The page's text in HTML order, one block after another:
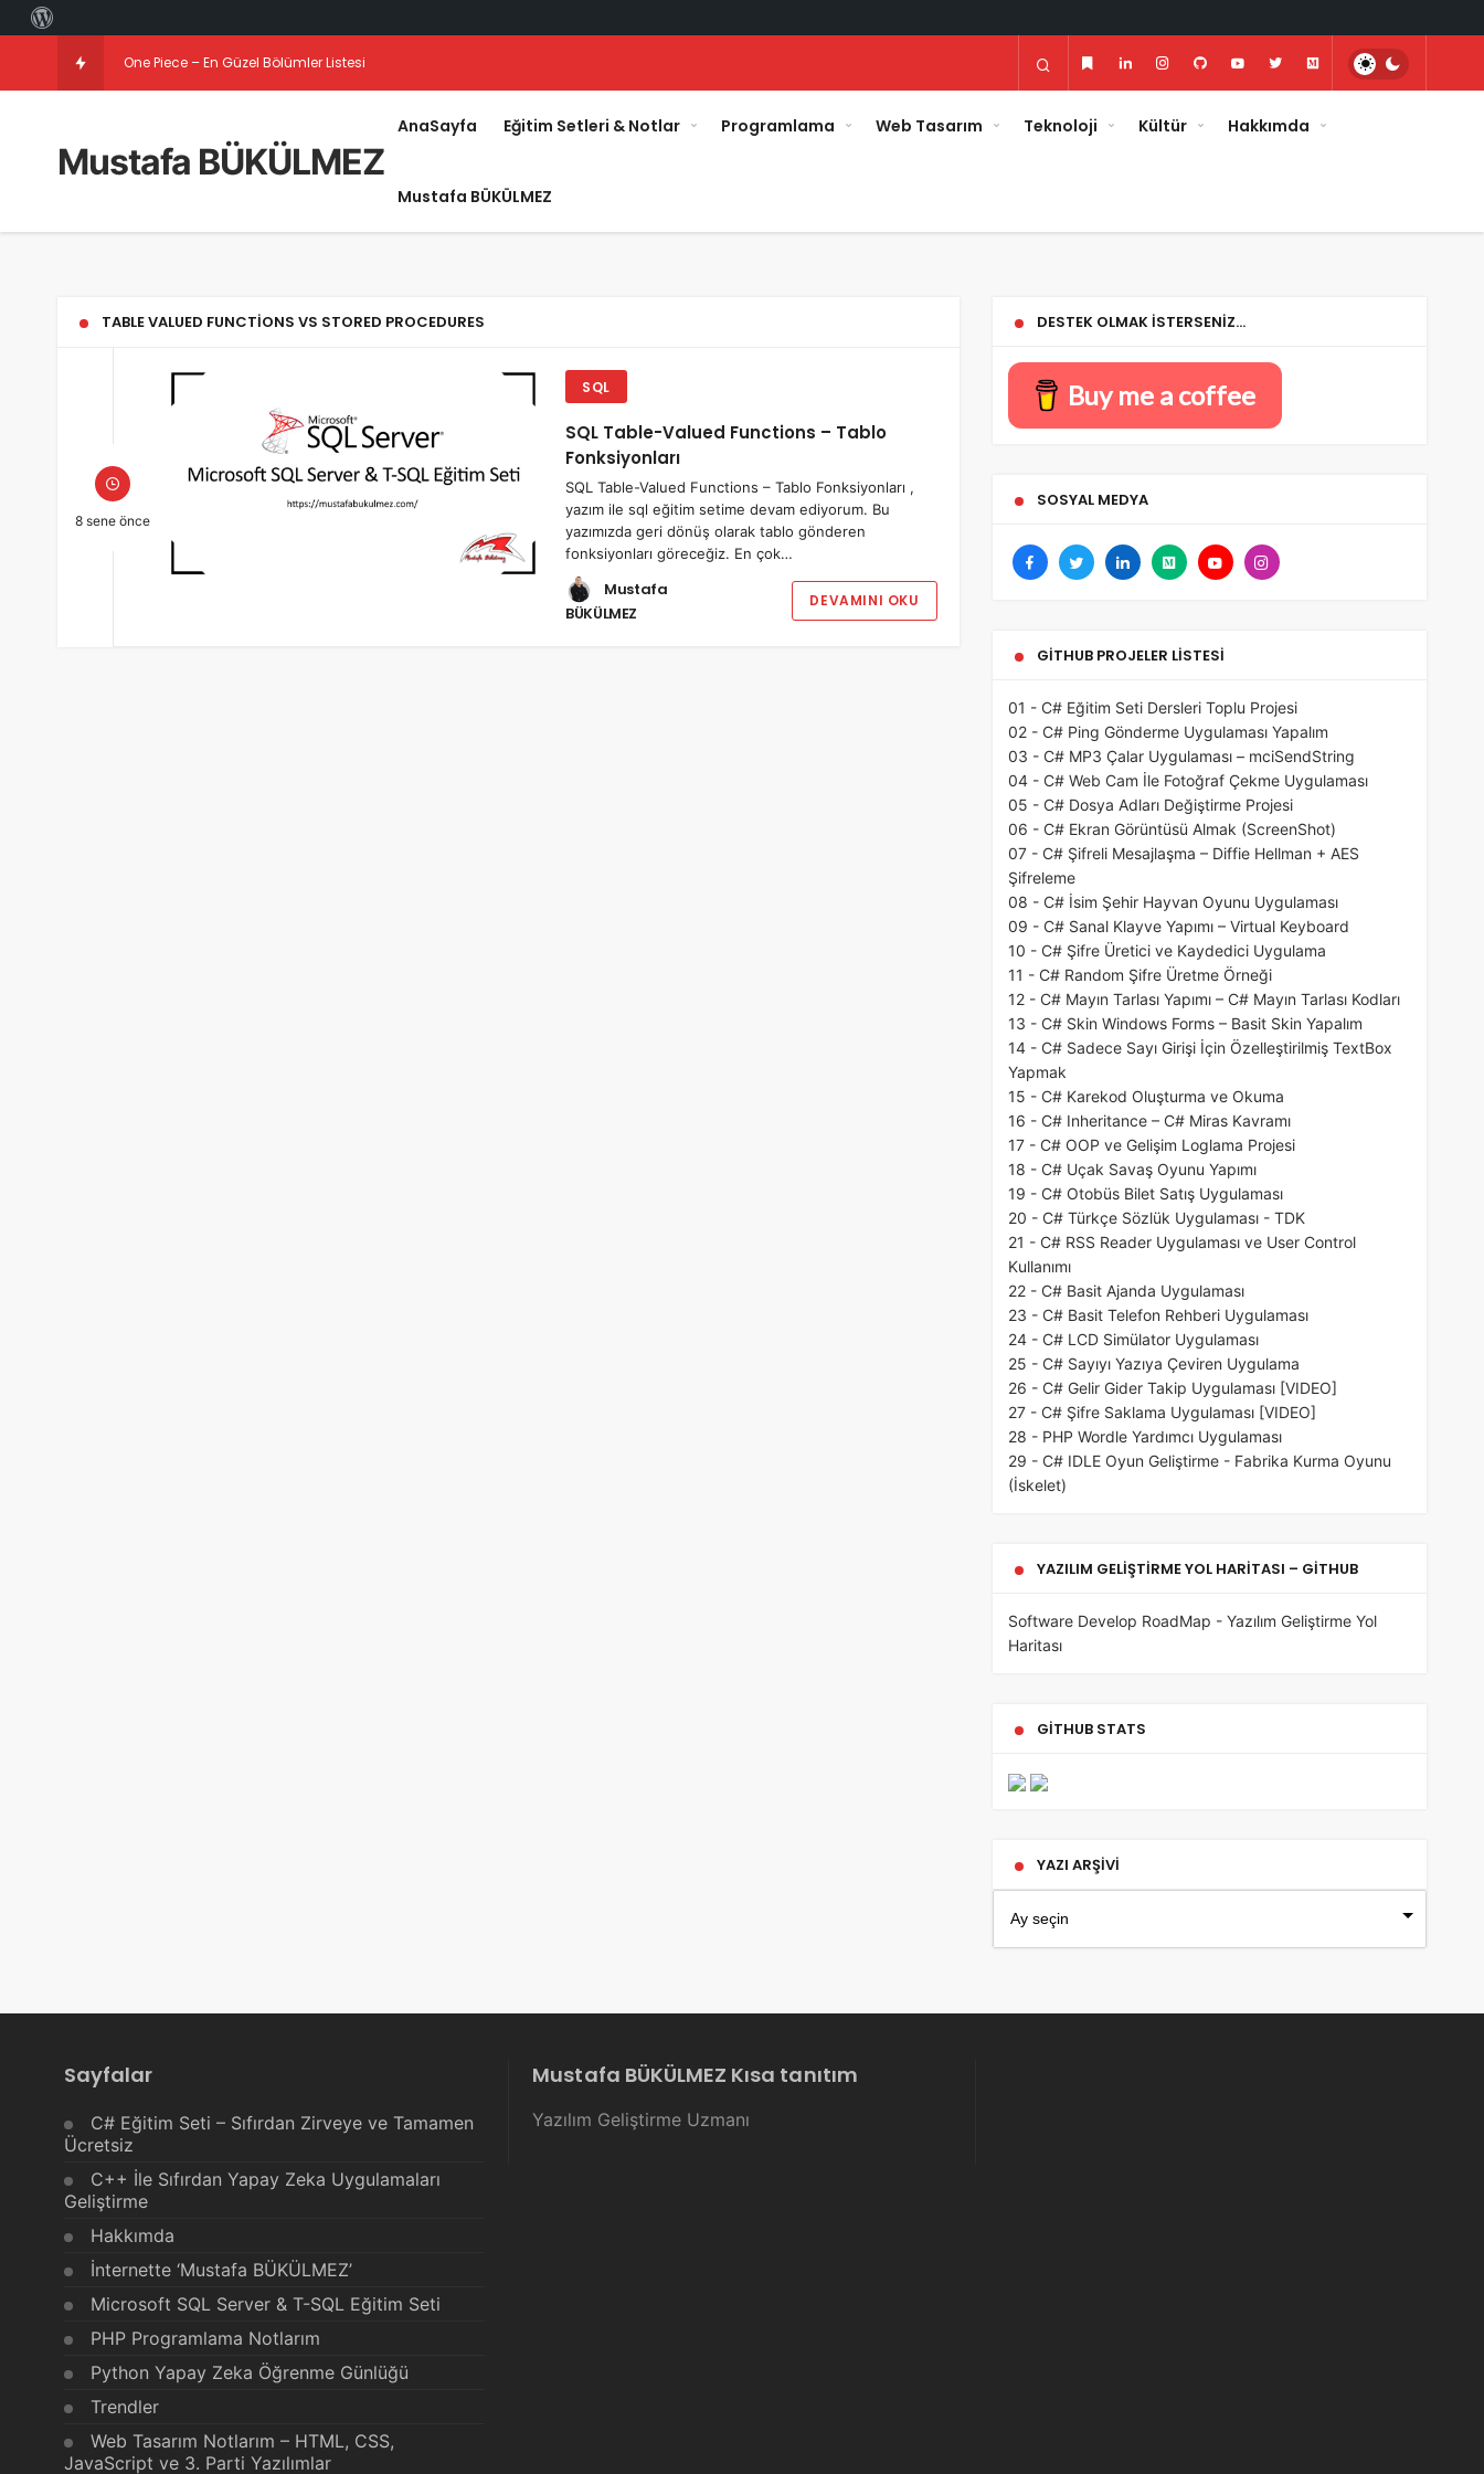
One Piece – En Güzel Bölümler Listesi
Mustafa BÜKÜLMEZ
AnaSayfa Eğitim Setleri & Notlar Programlama Web Tasarım Teknoloji Kültür Hakkımda
Mustafa BÜKÜLMEZ
TABLE VALUED FUNCTIONS VS STORED PROCEDURES
8 sene önce
SQL
SQL Table-Valued Functions – Tablo
Fonksiyonları
SQL Table-Valued Functions – Tablo Fonksiyonları ,
yazım ile sql eğitim setime devam ediyorum. Bu
yazımızda geri dönüş olarak tablo gönderen
fonksiyonları göreceğiz. En çok…
Mustafa
BÜKÜLMEZ
DEVAMINI OKU
DESTEK OLMAK İSTERSENIZ…
Buy me a coffee
SOSYAL MEDYA
GITHUB PROJELER LISTESI
01 - C# Eğitim Seti Dersleri Toplu Projesi
02 - C# Ping Gönderme Uygulaması Yapalım
03 - C# MP3 Çalar Uygulaması – mciSendString
04 - C# Web Cam İle Fotoğraf Çekme Uygulaması
05 - C# Dosya Adları Değiştirme Projesi
06 - C# Ekran Görüntüsü Almak (ScreenShot)
07 - C# Şifreli Mesajlaşma – Diffie Hellman + AES
Şifreleme
08 - C# İsim Şehir Hayvan Oyunu Uygulaması
09 - C# Sanal Klayve Yapımı – Virtual Keyboard
10 - C# Şifre Üretici ve Kaydedici Uygulama
11 - C# Random Şifre Üretme Örneği
12 - C# Mayın Tarlası Yapımı – C# Mayın Tarlası Kodları
13 - C# Skin Windows Forms – Basit Skin Yapalım
14 - C# Sadece Sayı Girişi İçin Özelleştirilmiş TextBox
Yapmak
15 - C# Karekod Oluşturma ve Okuma
16 - C# Inheritance – C# Miras Kavramı
17 - C# OOP ve Gelişim Loglama Projesi
18 - C# Uçak Savaş Oyunu Yapımı
19 - C# Otobüs Bilet Satış Uygulaması
20 - C# Türkçe Sözlük Uygulaması - TDK
21 - C# RSS Reader Uygulaması ve User Control
Kullanımı
22 - C# Basit Ajanda Uygulaması
23 - C# Basit Telefon Rehberi Uygulaması
24 - C# LCD Simülator Uygulaması
25 - C# Sayıyı Yazıya Çeviren Uygulama
26 - C# Gelir Gider Takip Uygulaması [VIDEO]
27 - C# Şifre Saklama Uygulaması [VIDEO]
28 - PHP Wordle Yardımcı Uygulaması
29 - C# IDLE Oyun Geliştirme - Fabrika Kurma Oyunu
(İskelet)
YAZILIM GELIŞTIRME YOL HARITASI – GITHUB
Software Develop RoadMap - Yazılım Geliştirme Yol
Haritası
GITHUB STATS
YAZI ARŞIVI
Sayfalar
C# Eğitim Seti – Sıfırdan Zirveye ve Tamamen
Ücretsiz
C++ İle Sıfırdan Yapay Zeka Uygulamaları
Geliştirme
Hakkımda
İnternette ‘Mustafa BÜKÜLMEZ’
Microsoft SQL Server & T-SQL Eğitim Seti
PHP Programlama Notlarım
Python Yapay Zeka Öğrenme Günlüğü
Trendler
Web Tasarım Notlarım – HTML, CSS,
JavaScript ve 3. Parti Yazılımlar
Mustafa BÜKÜLMEZ Kısa tanıtım
Yazılım Geliştirme Uzmanı